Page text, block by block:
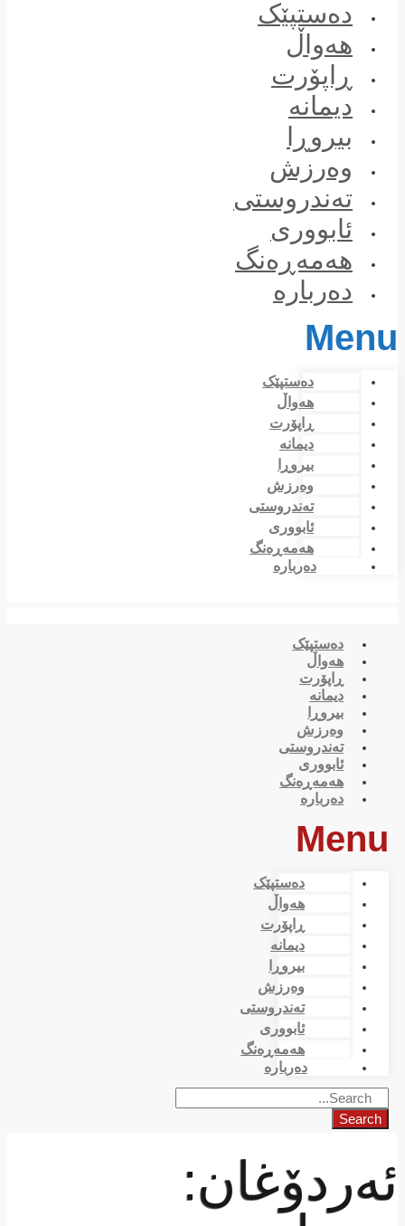
دەستپێک
هەواڵ
ڕاپۆرت
دیمانە
بیروڕا
وەرزش
تەندروستی
ئابووری
هەمەڕەنگ
دەربارە
Menu
دەستپێک
هەواڵ
ڕاپۆرت
دیمانە
بیروڕا
وەرزش
تەندروستی
ئابووری
هەمەڕەنگ
دەربارە
دەستپێک
هەواڵ
ڕاپۆرت
دیمانە
بیروڕا
وەرزش
تەندروستی
ئابووری
هەمەڕەنگ
دەربارە
Menu
دەستپێک
هەواڵ
ڕاپۆرت
دیمانە
بیروڕا
وەرزش
تەندروستی
ئابووری
هەمەڕەنگ
دەربارە
Search
ئەردۆغان: